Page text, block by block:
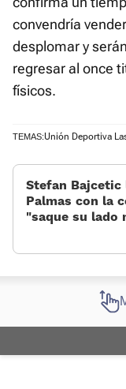
convendría
desplomar y
regresar al once
físicos.
TEMAS:Unión Deportiva
Stefan Bajcetic
Palmas con la
«saque su lado